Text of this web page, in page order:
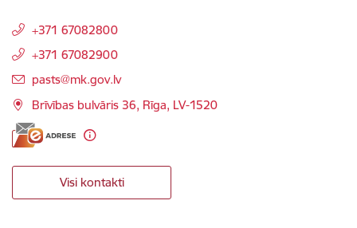
+371 67082800
+371 67082900
E-pasts:
pasts@mk.gov.lv
Brīvības bulvāris 36, Rīga, LV-1520
Visi kontakti